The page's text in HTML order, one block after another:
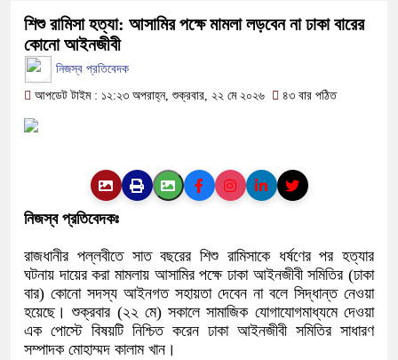
বাংলাদেশের আকাশে রহস্যময় আলোর
ফরিদপুরে ট্রিপল মার্ডারঃ ১০
ফরিদপুরে ‘শ্মশান বন্ধু’ কানু সেন
শিশু রামিসা হত্যা: আসামির পক্ষে মামলা লড়বেন না ঢাকা বারের
কোনো আইনজীবী
নিজস্ব প্রতিবেদক
আপডেট টাইম : ১২:২৩ অপরাহ্ন, শুক্রবার, ২২ মে ২০২৬
৪৩ বার পঠিত
নিজস্ব প্রতিবেদকঃ
রাজধানীর পল্লবীতে সাত বছরের শিশু রামিসাকে ধর্ষণের পর হত্যার
ঘটনায় দায়ের করা মামলায় আসামির পক্ষে ঢাকা আইনজীবী সমিতির (ঢাকা
বার) কোনো সদস্য আইনগত সহায়তা দেবেন না বলে সিদ্ধান্ত নেওয়া
হয়েছে। শুক্রবার (২২ মে) সকালে সামাজিক যোগাযোগমাধ্যমে দেওয়া
এক পোস্টে বিষয়টি নিশ্চিত করেন ঢাকা আইনজীবী সমিতির সাধারণ
সম্পাদক মোহাম্মদ কালাম খান।